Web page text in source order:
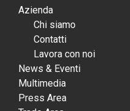
Azienda
Chi siamo
Contatti
Lavora con noi
News & Eventi
Multimedia
Press Area